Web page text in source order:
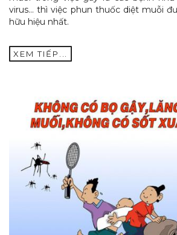
virus… thì việc phun thuốc diệt muỗi
hữu hiệu nhất.
XEM TIẾP...